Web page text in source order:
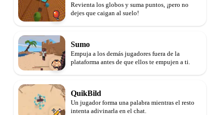
Revienta los globos y suma puntos, ¡pero no
dejes que caigan al suelo!
Sumo
Empuja a los demás jugadores fuera de la
plataforma antes de que ellos te empujen a ti.
QuikBild
Un jugador forma una palabra mientras el resto
intenta adivinarla en el chat.